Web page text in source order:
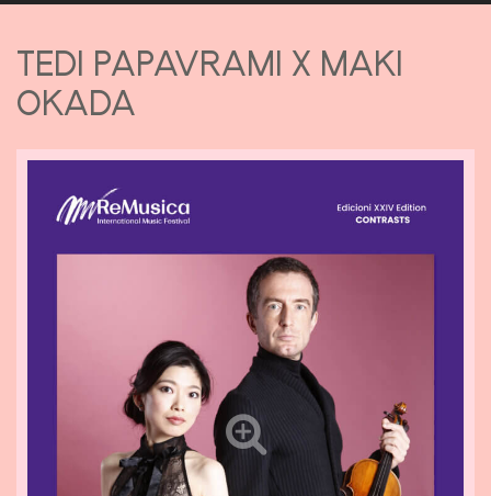
TEDI PAPAVRAMI X MAKI
OKADA